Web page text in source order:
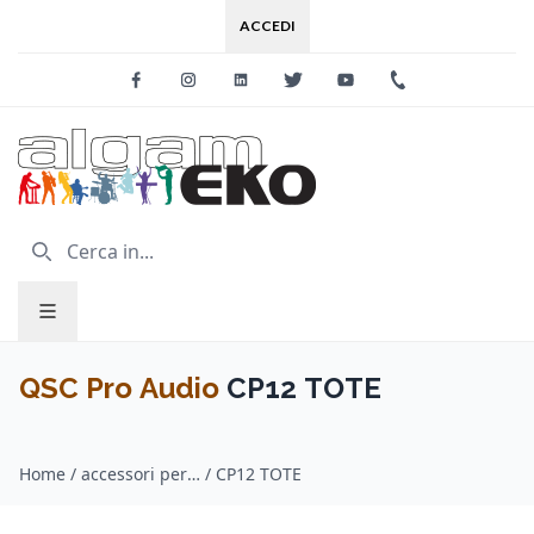
ACCEDI
FacebookInstagramLinkedinTwitter Youtube
QSC Pro Audio CP12 TOTE
Home / accessori per amplificazione audio / QSC Pro Audio / CP12 TOTE